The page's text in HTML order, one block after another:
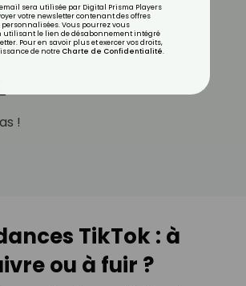
!
TikTok : à
ou à fuir ?
sera utilisée par Digital Prisma Players
votre newsletter contenant des offres
Vous pourrez vous
utilisant le lien de désabonnement intégré
Pour en savoir plus et exercer vos droits,
de notre Charte de Confidentialité.